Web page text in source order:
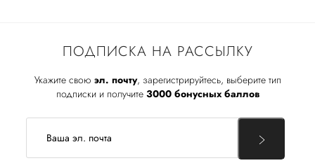
ПОДПИСКА НА РАССЫЛКУ
Укажите свою эл. почту, зарегистрируйтесь, выберите тип
подписки и получите 3000 бонусных баллов